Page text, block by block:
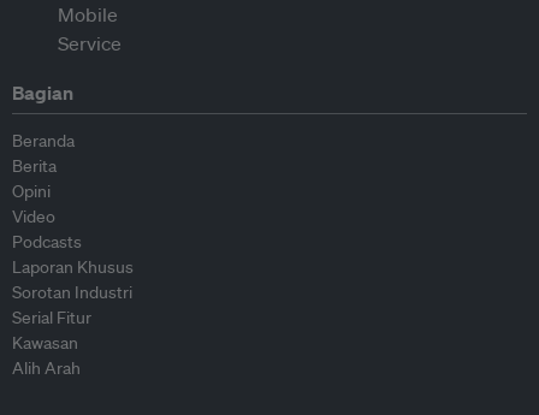
Bagian
Beranda
Berita
Opini
Video
Podcasts
Laporan Khusus
Sorotan Industri
Serial Fitur
Kawasan
Alih Arah